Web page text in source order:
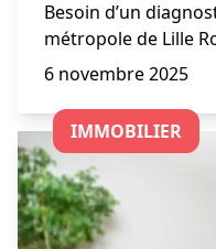
Besoin d’un
métropole de Lille
6 novembre 2025
IMMOBILIER